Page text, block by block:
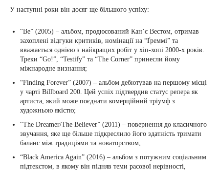
У наступні роки він досяг ще більшого успіху:
“Be” (2005) – альбом, продюсований Кан’є Вестом, отримав
захоплені відгуки критиків, номінації на “Ґреммі” та
вважається однією з найкращих робіт у хіп-хопі 2000-х років.
Треки “Go!”, “Testify” та “The Corner” принесли йому
міжнародне визнання;
“Finding Forever” (2007) – альбом дебютував на першому місці
у чарті Billboard 200. Цей успіх підтвердив статус репера як
артиста, який може поєднати комерційний тріумф з
художньою якістю;
“The Dreamer/The Believer” (2011) – повернення до класичного
звучання, яке ще більше підкреслило його здатність тримати
баланс між традиціями та новаторством;
“Black America Again” (2016) – альбом з потужним соціальним
підтекстом, в якому він підняв теми расової нерівності,